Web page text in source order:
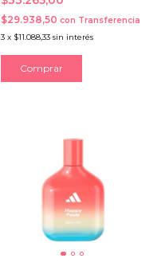
$29.938,50 con Transferencia
3 x $11.088,33 sin interés
Comprar